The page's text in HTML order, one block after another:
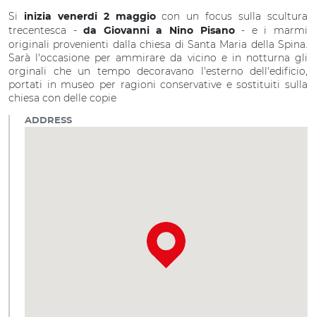
Si
inizia venerdi 2 maggiocon un focus sulla scultura
trecentesca -da Giovanni a Nino Pisano- e i marmi
originali provenienti dalla chiesa di Santa Maria della Spina.
Sarà l'occasione per ammirare da vicino e in notturna gli
orginali che un tempo decoravano l'esterno dell'edificio,
portati in museo per ragioni conservative e sostituiti sulla
chiesa con delle copie
ADDRESS